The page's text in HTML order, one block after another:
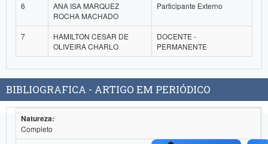
6
ANA ISA MARQUEZ
ROCHA MACHADO
Participante Externo
7
HAMILTON CESAR DE
OLIVEIRA CHARLO
DOCENTE -
PERMANENTE
BIBLIOGRAFICA - ARTIGO EM PERIÓDICO
Natureza:
Completo